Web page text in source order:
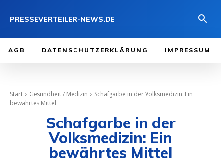
PRESSEVERTEILER-NEWS.DE
AGB DATENSCHUTZERKLÄRUNG IMPRESSUM
Start Gesundheit / Medizin
Schafgarbe in der Volksmedizin: Ein
bewährtes Mittel
Schafgarbe in der
Volksmedizin: Ein
bewährtes Mittel